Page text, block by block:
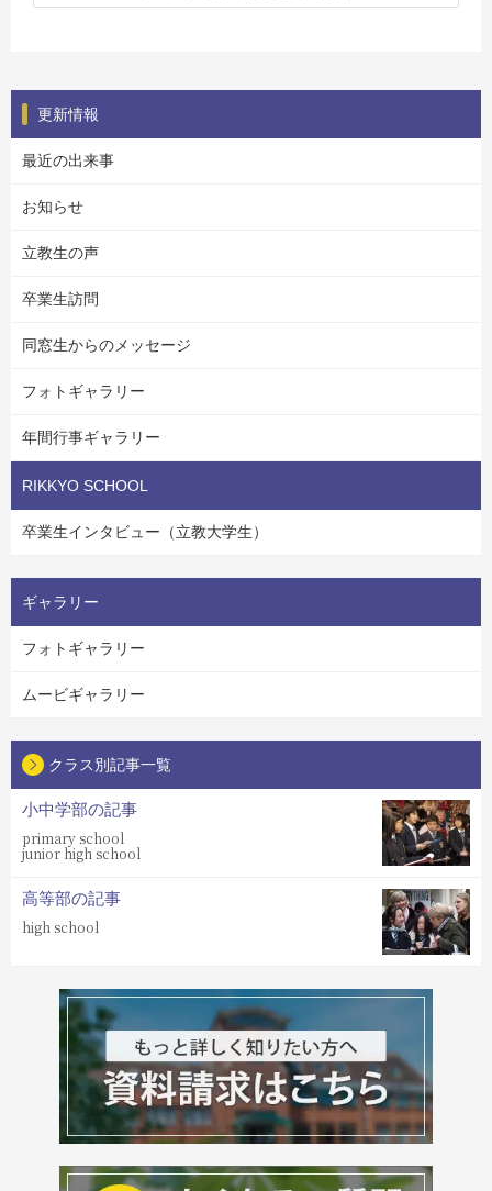
更新情報
最近の出来事
お知らせ
立教生の声
卒業生訪問
同窓生からのメッセージ
フォトギャラリー
年間行事ギャラリー
RIKKYO SCHOOL
卒業生インタビュー（立教大学生）
ギャラリー
フォトギャラリー
ムービギャラリー
クラス別記事一覧
小中学部の記事
primary school
junior high school
高等部の記事
high school